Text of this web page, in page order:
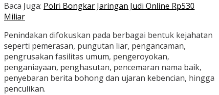
Baca Juga: Polri Bongkar Jaringan Judi Online Rp530
Miliar
Penindakan difokuskan pada berbagai bentuk kejahatan
seperti pemerasan, pungutan liar, pengancaman,
pengrusakan fasilitas umum, pengeroyokan,
penganiayaan, penghasutan, pencemaran nama baik,
penyebaran berita bohong dan ujaran kebencian, hingga
penculikan.